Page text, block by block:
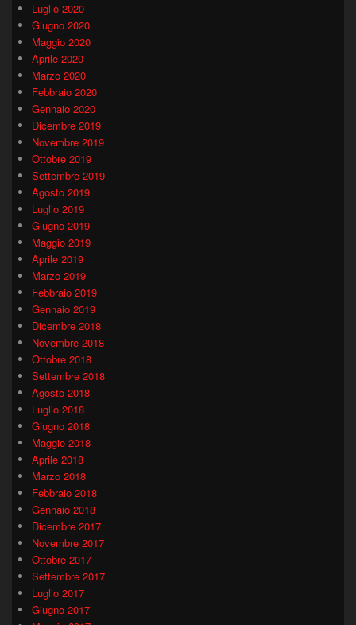
Luglio 2020
Giugno 2020
Maggio 2020
Aprile 2020
Marzo 2020
Febbraio 2020
Gennaio 2020
Dicembre 2019
Novembre 2019
Ottobre 2019
Settembre 2019
Agosto 2019
Luglio 2019
Giugno 2019
Maggio 2019
Aprile 2019
Marzo 2019
Febbraio 2019
Gennaio 2019
Dicembre 2018
Novembre 2018
Ottobre 2018
Settembre 2018
Agosto 2018
Luglio 2018
Giugno 2018
Maggio 2018
Aprile 2018
Marzo 2018
Febbraio 2018
Gennaio 2018
Dicembre 2017
Novembre 2017
Ottobre 2017
Settembre 2017
Luglio 2017
Giugno 2017